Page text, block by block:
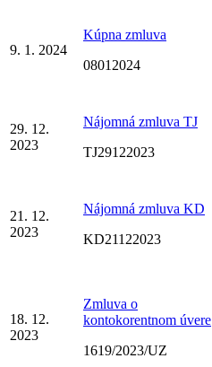
9. 1. 2024
Kúpna zmluva
08012024
29. 12.
2023
Nájomná zmluva TJ
TJ29122023
21. 12.
2023
Nájomná zmluva KD
KD21122023
18. 12.
2023
Zmluva o
kontokorentnom úvere
1619/2023/UZ